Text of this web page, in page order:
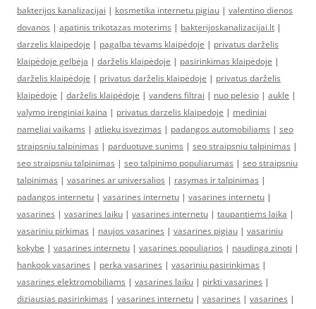
bakterijos kanalizacijai | kosmetika internetu pigiau | valentino dienos
dovanos | apatinis trikotazas moterims | bakterijoskanalizacijai.lt |
darzelis klaipedoje | pagalba tėvams klaipėdoje | privatus darželis
klaipėdoje gelbėja | darželis klaipėdoje | pasirinkimas klaipėdoje |
darželis klaipėdoje | privatus darželis klaipėdoje | privatus darželis
klaipėdoje | darželis klaipėdoje | vandens filtrai | nuo pelesio | aukle |
valymo irenginiai kaina | privatus darzelis klaipedoje | mediniai
nameliai vaikams | atlieku isvezimas | padangos automobiliams | seo
straipsniu talpinimas | parduotuve sunims | seo straipsniu talpinimas |
seo straipsniu talpinimas | seo talpinimo populiarumas | seo straipsniu
talpinimas | vasarines ar universalios | rasymas ir talpinimas |
padangos internetu | vasarines internetu | vasarines internetu |
vasarines | vasarines laiku | vasarines internetu | taupantiems laika |
vasariniu pirkimas | naujos vasarines | vasarines pigiau | vasariniu
kokybe | vasarines internetu | vasarines populiarios | naudinga zinoti |
hankook vasarines | perka vasarines | vasariniu pasirinkimas |
vasarines elektromobiliams | vasarines laiku | pirkti vasarines |
diziausias pasirinkimas | vasarines internetu | vasarines | vasarines |